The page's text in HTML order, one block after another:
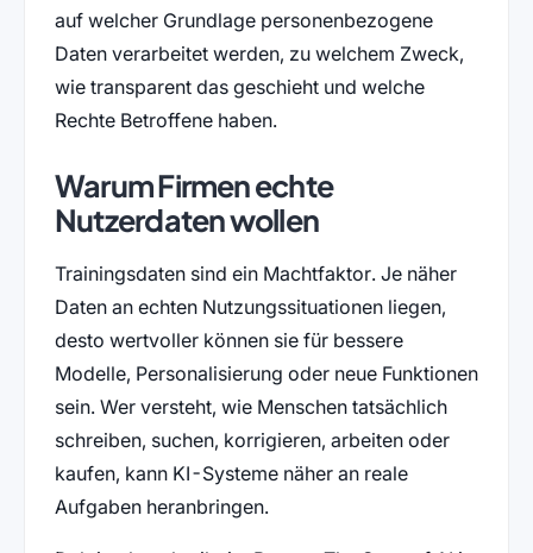
auf welcher Grundlage personenbezogene
Daten verarbeitet werden, zu welchem Zweck,
wie transparent das geschieht und welche
Rechte Betroffene haben.
Warum Firmen echte
Nutzerdaten wollen
Trainingsdaten sind ein Machtfaktor. Je näher
Daten an echten Nutzungssituationen liegen,
desto wertvoller können sie für bessere
Modelle, Personalisierung oder neue Funktionen
sein. Wer versteht, wie Menschen tatsächlich
schreiben, suchen, korrigieren, arbeiten oder
kaufen, kann KI-Systeme näher an reale
Aufgaben heranbringen.